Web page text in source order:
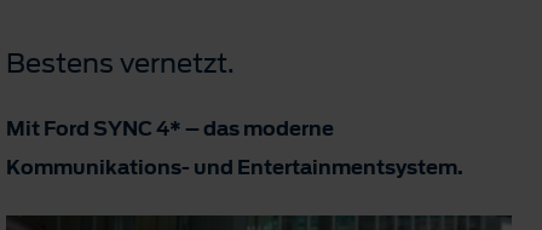
Bestens vernetzt.
Mit Ford SYNC 4* – das moderne
Kommunikations- und Entertainmentsystem.